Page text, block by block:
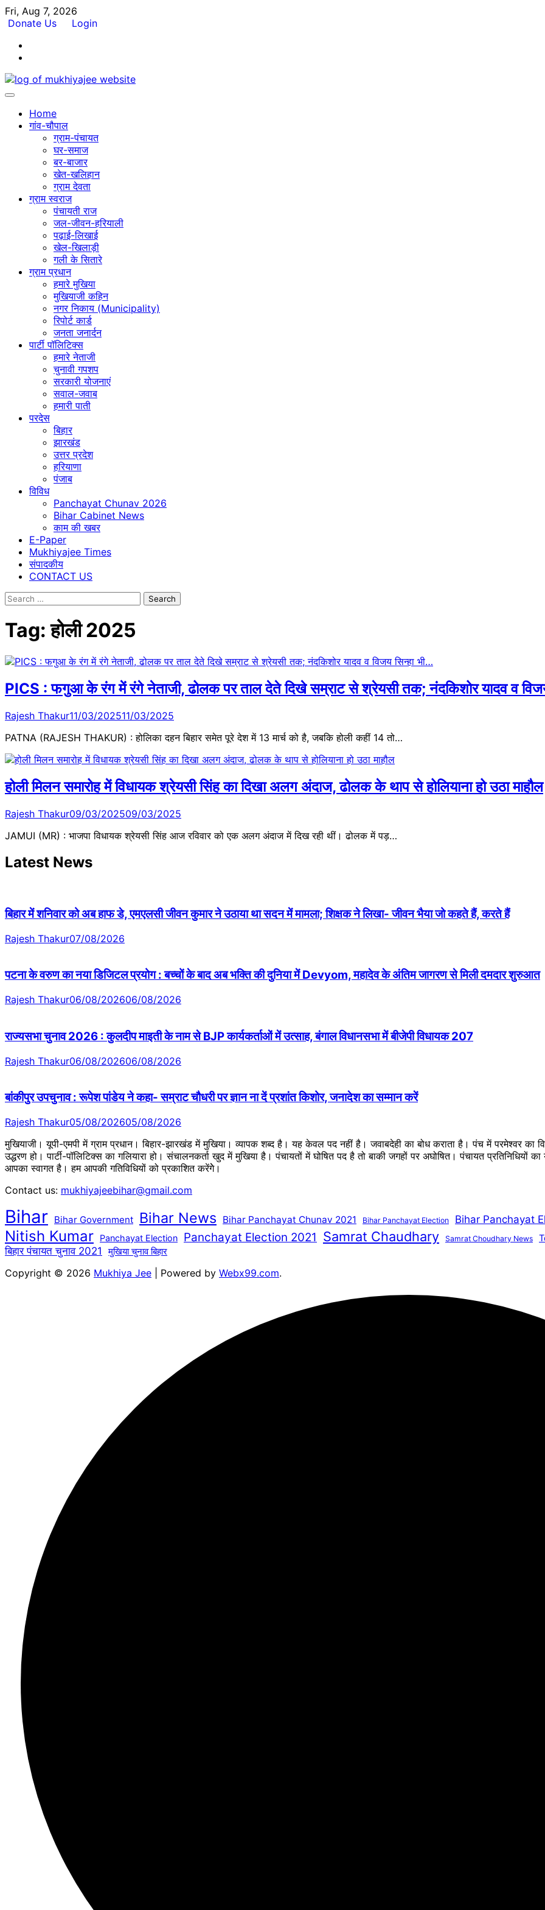
Skip
to
Fri, Aug 7, 2026
Donate Us
Login
Home
गांव-चौपाल
ग्राम-पंचायत
घर-समाज
बर-बाजार
खेत-खलिहान
ग्राम देवता
ग्राम स्वराज
पंचायती राज
जल-जीवन-हरियाली
पढ़ाई-लिखाई
खेल-खिलाड़ी
गली के सितारे
ग्राम प्रधान
हमारे मुखिया
मुखियाजी कहिन
नगर निकाय (Municipality)
रिपोर्ट कार्ड
जनता जनार्दन
पार्टी पॉलिटिक्स
हमारे नेताजी
चुनावी गपशप
सरकारी योजनाएं
सवाल-जवाब
हमारी पाती
परदेस
बिहार
झारखंड
उत्तर प्रदेश
हरियाणा
पंजाब
विविध
Panchayat Chunav 2026
Bihar Cabinet News
काम की खबर
E-Paper
Mukhiyajee Times
संपादकीय
CONTACT US
Search
Tag:होली 2025
PICS : फगुआ के रंग में रंगे नेताजी, ढोलक पर ताल देते दिखे सम्राट से श्रेयसी तक; नंदकिशोर यादव व
Rajesh Thakur11/03/202511/03/2025
PATNA (RAJESH THAKUR) : होलिका दहन बिहार समेत पूरे देश में 13 मार्च को है, जबकि होली कहीं 14 तो…
होली मिलन समारोह में विधायक श्रेयसी सिंह का दिखा अलग अंदाज, ढोलक के थाप से होलियाना हो उठा माहौल
Rajesh Thakur09/03/202509/03/2025
JAMUI (MR) : भाजपा विधायक श्रेयसी सिंह आज रविवार को एक अलग अंदाज में दिख रही थीं। ढोलक में पड़…
Latest News
बिहार में शनिवार को अब हाफ डे, एमएलसी जीवन कुमार ने उठाया था सदन में मामला; शिक्षक ने लिखा- जीवन भैया जो कहते हैं, करते हैं
Rajesh Thakur07/08/2026
पटना के वरुण का नया डिजिटल प्रयोग : बच्चों के बाद अब भक्ति की दुनिया में Devyom, महादेव के अंतिम जागरण से मिली दमदार शुरुआत
Rajesh Thakur06/08/202606/08/2026
राज्यसभा चुनाव 2026 : कुलदीप माइती के नाम से BJP कार्यकर्ताओं में उत्साह, बंगाल विधानसभा में बीजेपी विधायक 207
Rajesh Thakur06/08/202606/08/2026
बांकीपुर उपचुनाव : रूपेश पांडेय ने कहा- सम्राट चौधरी पर ज्ञान ना दें प्रशांत किशोर, जनादेश का सम्मान करें
Rajesh Thakur05/08/202605/08/2026
मुखियाजी। यूपी-एमपी में ग्राम प्रधान। बिहार-झारखंड में मुखिया। व्यापक शब्द है। यह केवल पद नहीं है। जवाबदेही का बोध कराता है। पंच में परमेश्वर का
उद्धरण हो। पार्टी-पॉलिटिक्स का गलियारा हो। संचालनकर्ता खुद में मुखिया है। पंचायतों में घोषित पद है तो बाकी जगहों पर अघोषित। पंचायत
आपका स्वागत है। हम आपकी गतिविधियों को प्रकाशित करेंगेे।
Contact us: mukhiyajeebihar@gmail.com
Bihar Bihar Government Bihar News Bihar Panchayat Chunav 2021 Bihar Panchayat Election Bihar Panchayat
Nitish Kumar Panchayat Election Panchayat Election 2021 Samrat Chaudhary Samrat Choudhary News
बिहार पंचायत चुनाव 2021 मुखिया चुनाव बिहार
Copyright © 2026 Mukhiya Jee | Powered by Webx99.com.